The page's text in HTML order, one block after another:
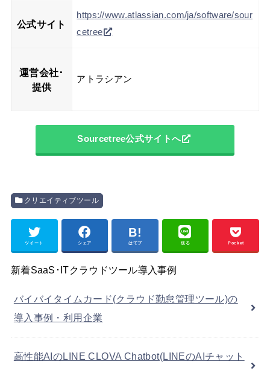
公式サイト
https://www.atlassian.com/ja/software/sour
cetree
運営会社･
提供
アトラシアン
Sourcetree公式サイトへ
クリエイティブツール
ツイート シェア はてブ 送る Pocket
新着SaaS･ITクラウドツール導入事例
バイバイタイムカード(クラウド勤怠管理ツール)の
導入事例・利用企業
高性能AIのLINE CLOVA Chatbot(LINEのAIチャット